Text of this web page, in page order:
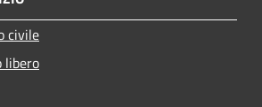
civile
libero